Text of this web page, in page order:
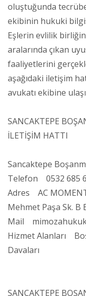
oluştuğunda
ekibinin hukuki
Eşlerin evlilik
aralarında çıkan
faaliyetlerini
aşağıdaki iletişim
avukatı ekibine
SANCAKTEPE
İLETİŞİM HATTI
Sancaktepe
Telefon 0532 685
Adres AC
Mehmet Paşa Sk. B
Mail
Hizmet Alanları
Davaları
SANCAKTEPE